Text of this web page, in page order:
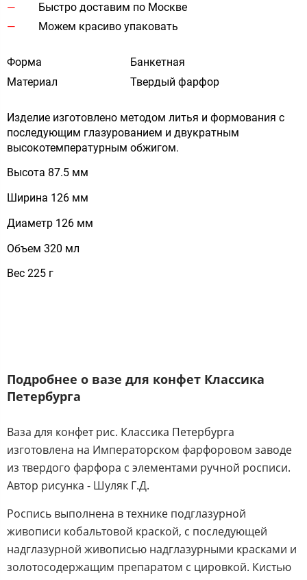
Быстро доставим по Москве
Можем красиво упаковать
Форма
Банкетная
Материал
Твердый фарфор
Изделие изготовлено методом литья и формования с
последующим глазурованием и двукратным
высокотемпературным обжигом.
Высота 87.5 мм
Ширина 126 мм
Диаметр 126 мм
Объем 320 мл
Вес 225 г
Подробнее о вазе для конфет Классика
Петербурга
Ваза для конфет рис. Классика Петербурга
изготовлена на Императорском фарфоровом заводе
из твердого фарфора с элементами ручной росписи.
Автор рисунка - Шуляк Г.Д.
Роспись выполнена в технике подглазурной
живописи кобальтовой краской, с последующей
надглазурной живописью надглазурными красками и
золотосодержащим препаратом с цировкой. Кистью